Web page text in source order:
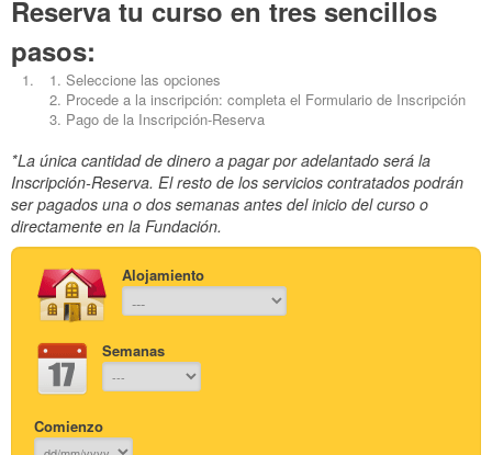
Reserva tu curso en tres sencillos
pasos:
Seleccione las opciones
Procede a la inscripción: completa el Formulario de Inscripción
Pago de la Inscripción-Reserva
*La única cantidad de dinero a pagar por adelantado será la
Inscripción-Reserva. El resto de los servicios contratados podrán
ser pagados una o dos semanas antes del inicio del curso o
directamente en la Fundación.
Alojamiento
Semanas
Comienzo